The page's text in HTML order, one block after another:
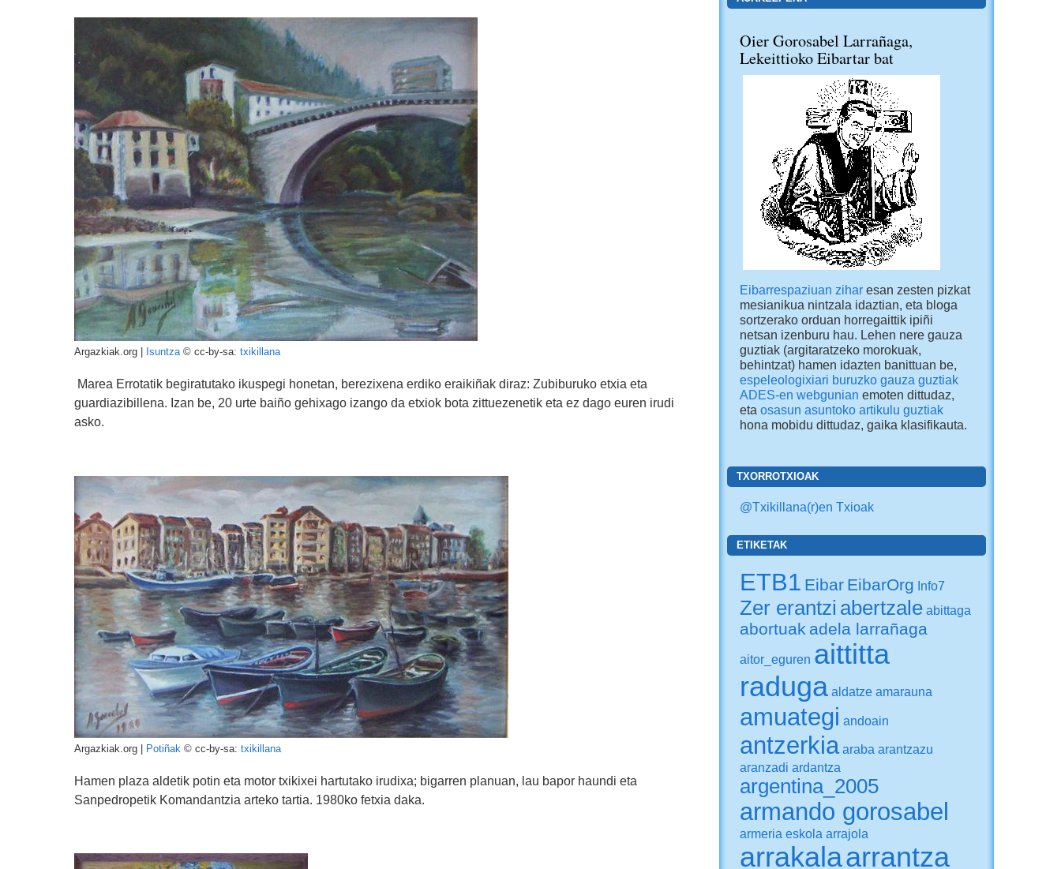
Argazkiak.org | Isuntza© cc-by-sa: txikillana
Marea Errotatik begiratutako ikuspegi honetan, berezixena erdiko eraikiñak diraz: Zubiburuko etxia eta
guardiazibillena. Izan be, 20 urte baiño gehixago izango da etxiok bota zittuezenetik eta ez dago euren irudi
asko.
Argazkiak.org | Potiñak © cc-by-sa: txikillana
Hamen plaza aldetik potin eta motor txikixei hartutako irudixa; bigarren planuan, lau bapor haundi eta
Sanpedropetik Komandantzia arteko tartia. 1980ko fetxia daka.
Oier Gorosabel Larrañaga,
Lekeittioko Eibartar bat
Eibarrespaziuan ziharesan zesten pizkat
mesianikua nintzala idaztian, eta bloga
sortzerako orduan horregaittik ipiñi
netsan izenburu hau. Lehen nere gauza
guztiak (argitaratzeko morokuak,
behintzat) hamen idazten banittuan be,
espeleologixiari buruzko gauza guztiak
ADES-en webgunian emoten dittudaz,
eta osasun asuntoko artikulu guztiak
hona mobidu dittudaz, gaika klasifikauta.
TXORROTXIOAK
@Txikillana(r)en Txioak
ETIKETAK
ETB1 Eibar EibarOrg Info7
Zer erantzi abertzale abittaga
abortuak adela larrañaga
aitor_eguren aittitta
raduga aldatze amarauna
amuategi andoain
antzerkia araba arantzazu
aranzadi ardantza
argentina_2005
armando gorosabel
armeria eskola arrajola
arrakalaarrantza